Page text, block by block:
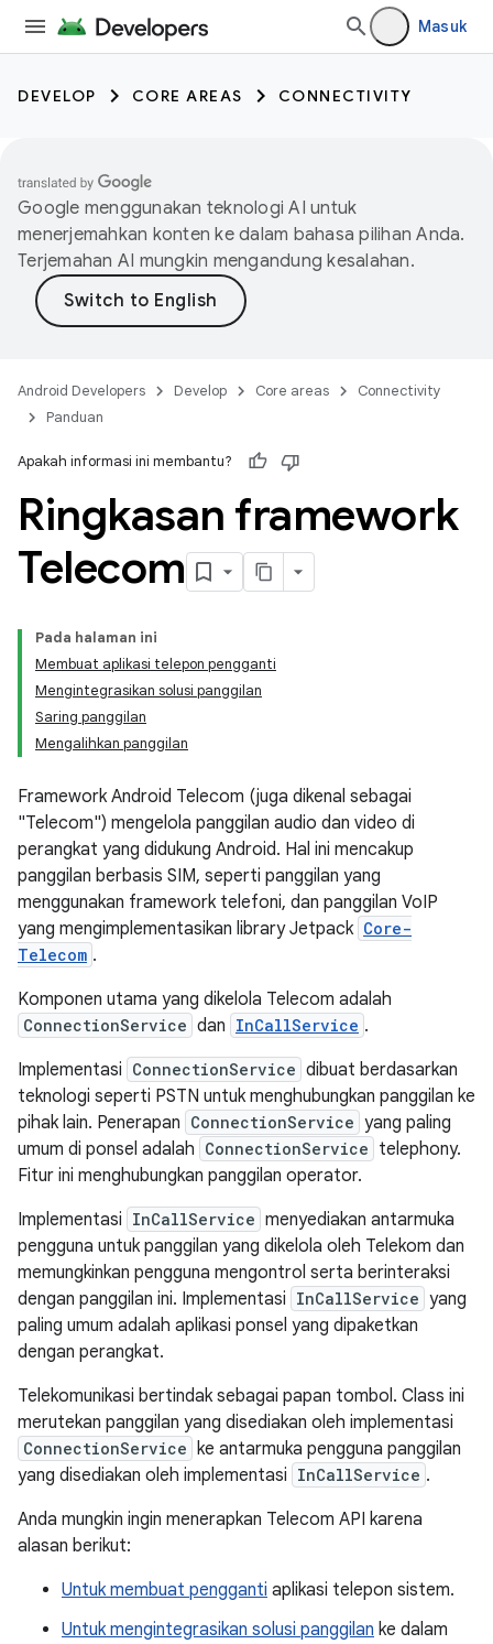
Masuk
DEVELOP CORE AREAS CONNECTIVITY
Google menggunakan teknologi AI untuk
menerjemahkan konten ke dalam bahasa pilihan Anda.
Terjemahan AI mungkin mengandung kesalahan.
Android Developers Develop Core areas
Connectivity
Panduan
Apakah informasi ini membantu?
Ringkasan framework
Telecom
Pada halaman ini
Membuat aplikasi telepon pengganti
Mengintegrasikan solusi panggilan
Saring panggilan
Mengalihkan panggilan
Framework Android Telecom (juga dikenal sebagai
"Telecom") mengelola panggilan audio dan video di
perangkat yang didukung Android. Hal ini mencakup
panggilan berbasis SIM, seperti panggilan yang
menggunakan framework telefoni, dan panggilan VoIP
yang mengimplementasikan library Jetpack Core-
Telecom .
Komponen utama yang dikelola Telecom adalah
ConnectionService dan InCallService .
Implementasi ConnectionService dibuat berdasarkan
teknologi seperti PSTN untuk menghubungkan panggilan ke
pihak lain. Penerapan ConnectionService yang paling
umum di ponsel adalah ConnectionService telephony.
Fitur ini menghubungkan panggilan operator.
Implementasi InCallService menyediakan antarmuka
pengguna untuk panggilan yang dikelola oleh Telekom dan
memungkinkan pengguna mengontrol serta berinteraksi
dengan panggilan ini. Implementasi InCallService yang
paling umum adalah aplikasi ponsel yang dipaketkan
dengan perangkat.
Telekomunikasi bertindak sebagai papan tombol. Class ini
merutekan panggilan yang disediakan oleh implementasi
ConnectionService ke antarmuka pengguna panggilan
yang disediakan oleh implementasi InCallService .
Anda mungkin ingin menerapkan Telecom API karena
alasan berikut:
Untuk membuat pengganti aplikasi telepon sistem.
Untuk mengintegrasikan solusi panggilan ke dalam